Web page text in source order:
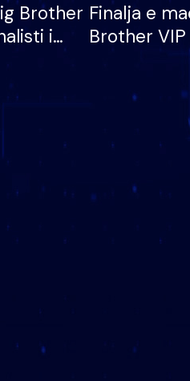
Brother
i
Finalja e
Brother
banori i
dhe humb
të fituar